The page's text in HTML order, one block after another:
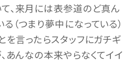
、来月には表参道のど真ん
（つまり夢中になっている）
を言ったらスタッフにガチギ
あんなの本来やらなくてイイ